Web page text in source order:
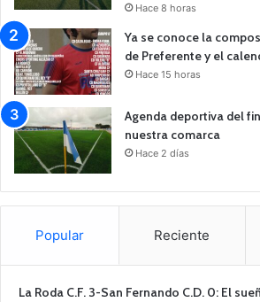
Hace 8 horas
Ya se conoce la
de Preferente y el
Hace 15 horas
Agenda deportiva del
nuestra comarca
Hace 2 días
Popular Reciente
La Roda C.F. 3-San Fernando C.D. 0: El